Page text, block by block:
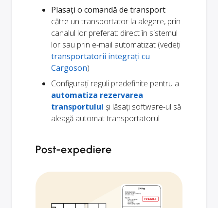
Plasați o comandă de transport
către un transportator la alegere, prin
canalul lor preferat: direct în sistemul
lor sau prin e-mail automatizat (vedeți
transportatorii integrați cu
Cargoson)
Configurați reguli predefinite pentru a
automatiza rezervarea
transportului și lăsați software-ul să
aleagă automat transportatorul
Post-expediere